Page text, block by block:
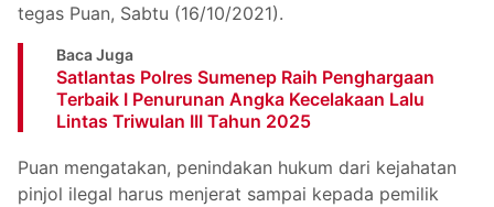
tegas Puan, Sabtu (16/10/2021).
Baca Juga
Satlantas Polres Sumenep Raih Penghargaan
Terbaik I Penurunan Angka Kecelakaan Lalu
Lintas Triwulan III Tahun 2025
Puan mengatakan, penindakan hukum dari kejahatan
pinjol ilegal harus menjerat sampai kepada pemilik